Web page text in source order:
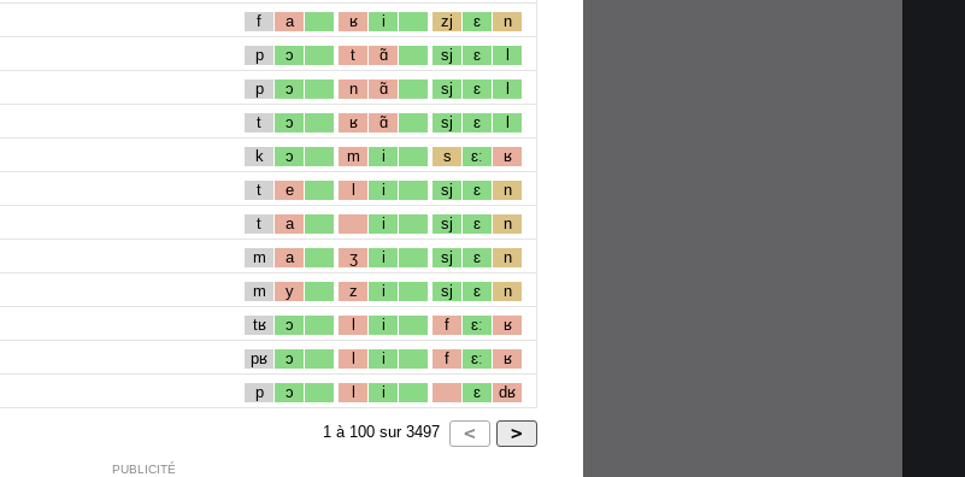
f a ʁ i zj ɛ n
p ɔ t ɑ̃ sj ɛ l
p ɔ n ɑ̃ sj ɛ l
t ɔ ʁ ɑ̃ sj ɛ l
k ɔ m i s ɛː ʁ
t e l i sj ɛ n
t a i sj ɛ n
m a ʒ i sj ɛ n
m y z i sj ɛ n
tʁ ɔ l i f ɛː ʁ
pʁ ɔ l i f ɛː ʁ
p ɔ l i ɛ dʁ
1 à 100 sur 3497
PUBLICITÉ